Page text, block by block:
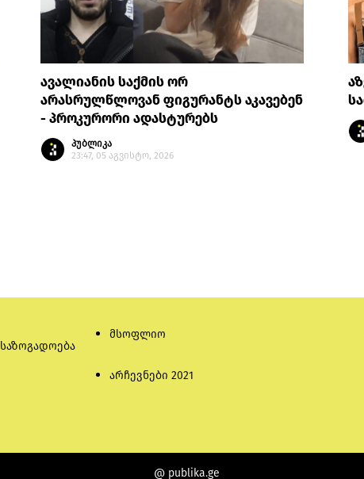
ავალიანის საქმის ორ
არასრულწლოვან ფიგურანტს აკავებენ
- პროკურორი ადასტურებს
პუბლიკა
23:47, 05 აგვისტო, 2026
საზოგადოება
მსოფლიო
არჩევნები 2021
@ publika.ge